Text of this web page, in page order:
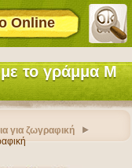
Online
το γράμμα M
για ζωγραφική